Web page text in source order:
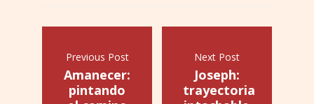
Previous Post
Amanecer:
pintando
Next Post
Joseph:
trayectoria